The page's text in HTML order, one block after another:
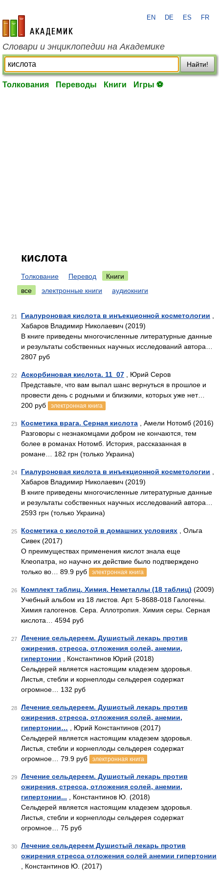
academic.ru
EN DE ES FR
Словари и энциклопедии на Академике
Найти!
Толкования Переводы Книги Игры ⚽
кислота
Толкование Перевод
Книги
все
электронные книги аудиокниги
21 Гиалуроновая кислота в инъекционной косметологии
Хабаров Владимир Николаевич (2019)
В книге приведены многочисленные литературные данные
и результаты собственных научных исследований автора…
2807 руб
22 Аскорбиновая кислота. 11_07 , Юрий Серов
Представьте, что вам выпал шанс вернуться в прошлое и
провести день с родными и близкими, которых уже нет…
200 руб
электронная книга
23 Косметика врага. Серная кислота , Амели Нотомб (2016)
Разговоры с незнакомцами добром не кончаются, тем
более в романах Нотомб. История, рассказанная в
романе… 182 грн (только Украина)
24 Гиалуроновая кислота в инъекционной косметологии
Хабаров Владимир Николаевич (2019)
В книге приведены многочисленные литературные данные
и результаты собственных научных исследований автора…
2593 грн (только Украина)
25 Косметика с кислотой в домашних условиях , Ольга
Сивек (2017)
О преимуществах применения кислот знала еще
Клеопатра, но научно их действие было подтверждено
только во… 89.9 руб
электронная книга
26 Комплект таблиц. Химия. Неметаллы (18 таблиц) (2009)
Учебный альбом из 18 листов. Арт. 5-8688-018 Галогены.
Химия галогенов. Сера. Аллотропия. Химия серы. Серная
кислота… 4594 руб
27
Лечение сельдереем. Душистый лекарь против
ожирения, стресса, отложения солей, анемии,
гипертонии , Константинов Юрий (2018)
Сельдерей является настоящим кладезем здоровья.
Листья, стебли и корнеплоды сельдерея содержат
огромное… 132 руб
28
Лечение сельдереем. Душистый лекарь против
ожирения, стресса, отложения солей, анемии,
гипертонии… , Юрий Константинов (2017)
Сельдерей является настоящим кладезем здоровья.
Листья, стебли и корнеплоды сельдерея содержат
огромное… 79.9 руб
электронная книга
29
Лечение сельдереем. Душистый лекарь против
ожирения, стресса, отложения солей, анемии,
гипертонии... , Константинов Ю. (2018)
Сельдерей является настоящим кладезем здоровья.
Листья, стебли и корнеплоды сельдерея содержат
огромное… 75 руб
30
Лечение сельдереем Душистый лекарь против
ожирения стресса отложения солей анемии гипертонии
, Константинов Ю. (2017)